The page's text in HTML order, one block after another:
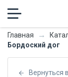
Главная →
Бордоский дог
Вернуться